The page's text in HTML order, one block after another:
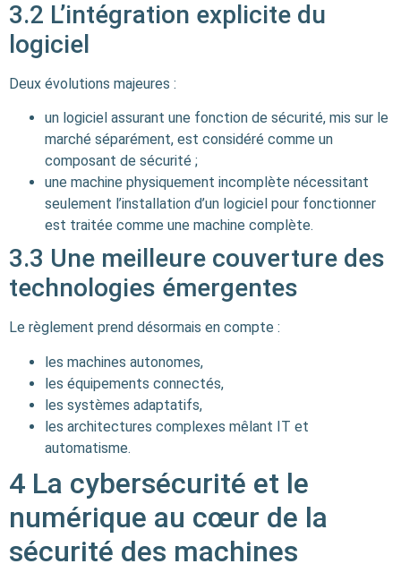
3.2 L’intégration explicite du
logiciel
Deux évolutions majeures :
un logiciel assurant une fonction de sécurité, mis sur le
marché séparément, est considéré comme un
composant de sécurité ;
une machine physiquement incomplète nécessitant
seulement l’installation d’un logiciel pour fonctionner
est traitée comme une machine complète.
3.3 Une meilleure couverture des
technologies émergentes
Le règlement prend désormais en compte :
les machines autonomes,
les équipements connectés,
les systèmes adaptatifs,
les architectures complexes mêlant IT et
automatisme.
4 La cybersécurité et le
numérique au cœur de la
sécurité des machines